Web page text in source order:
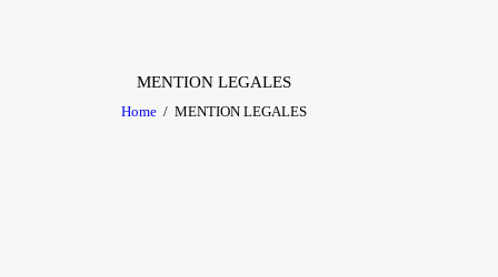
MENTION LEGALES
Home MENTION LEGALES